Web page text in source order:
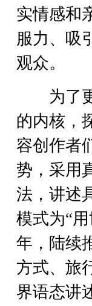
实情感和
服力、吸
观众。
为了更
的内核，
容创作者
势，采用
法，讲述
模式为“
年，陆续
方式、旅
界语态讲